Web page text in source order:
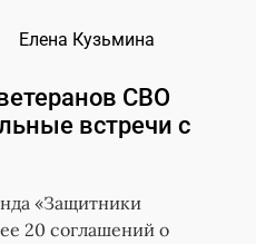
Елена Кузьмина
СВО
встречи с
«Защитники
20 соглашений о